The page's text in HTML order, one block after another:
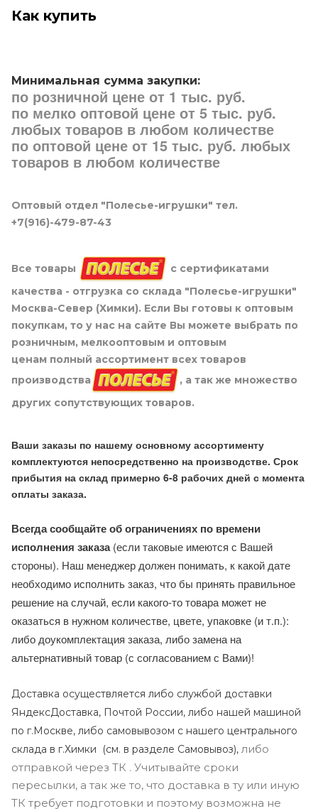
Как купить
Минимальная сумма закупки:
по розничной цене от 1 тыс. руб.
по мелко оптовой цене от 5 тыс. руб.
любых товаров в любом количестве
по оптовой цене от 15 тыс. руб. любых
товаров в любом количестве
Оптовый отдел "Полесье-игрушки" тел.
+7(916)-479-87-43
Все товары
с сертификатами
качества - отгрузка со склада "Полесье-игрушки"
Москва-Север (Химки). Если Вы готовы к оптовым
покупкам, то у нас на сайте Вы можете выбрать по
розничным, мелкооптовым и оптовым
ценам полный ассортимент всех товаров
производства
, а так же множество
других сопутствующих товаров.
Ваши заказы по нашему основному ассортименту
комплектуются непосредственно на производстве. Срок
прибытия на склад примерно 6-8 рабочих дней с момента
оплаты заказа.
Всегда сообщайте об ограничениях по времени
исполнения заказа(если таковые имеются с Вашей
стороны). Наш менеджер должен понимать, к какой дате
необходимо исполнить заказ, что бы принять правильное
решение на случай, если какого-то товара может не
оказаться в нужном количестве, цвете, упаковке (и т.п.):
либо доукомплектация заказа, либо замена на
альтернативный товар (с согласованием с Вами)!
Доставка осуществляется либо службой доставки
ЯндексДоставка, Почтой России, либо нашей машиной
по г.Москве, либо самовывозом с нашего центрального
склада в г.Химки (см. в разделе Самовывоз), либо
отправкой через ТК . Учитывайте сроки
пересылки, а так же то, что доставка в ту или иную
ТК требует подготовки и поэтому возможна не